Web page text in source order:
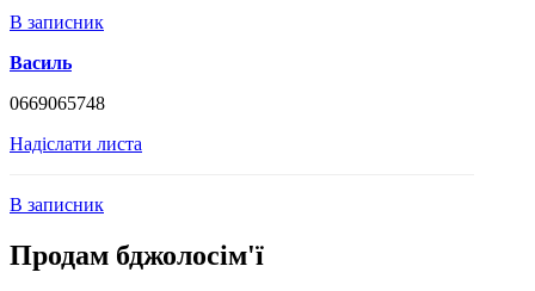
В записник
Василь
0669065748
Надіслати листа
В записник
Продам бджолосім'ї